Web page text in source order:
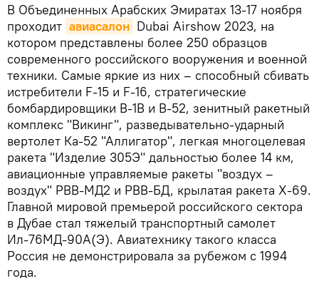
В Объединенных Арабских Эмиратах 13-17 ноября
проходит авиасалон Dubai Airshow 2023, на
котором представлены более 250 образцов
современного российского вооружения и военной
техники. Самые яркие из них – способный сбивать
истребители F-15 и F-16, стратегические
бомбардировщики B-1B и B-52, зенитный ракетный
комплекс "Викинг", разведывательно-ударный
вертолет Ка-52 "Аллигатор", легкая многоцелевая
ракета "Изделие 305Э" дальностью более 14 км,
авиационные управляемые ракеты "воздух –
воздух" РВВ-МД2 и РВВ-БД, крылатая ракета Х-69.
Главной мировой премьерой российского сектора
в Дубае стал тяжелый транспортный самолет
Ил-76МД-90А(Э). Авиатехнику такого класса
Россия не демонстрировала за рубежом с 1994
года.